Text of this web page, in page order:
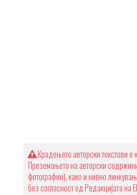
Крадењето авторски текстови е
Преземањето на авторски
фотографии), како и нивно
без согласност од Редакцијата на